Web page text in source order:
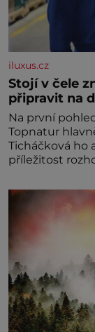
iluxus.cz
Stojí v čele
připravit na
Na první
Topnatur
Ticháčková ho
příležitost